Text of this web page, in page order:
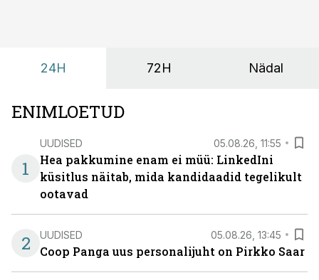
24H 72H Nädal
ENIMLOETUD
1
UUDISED 05.08.26, 11:55
Hea pakkumine enam ei müü: LinkedIni
küsitlus näitab, mida kandidaadid tegelikult
ootavad
2 UUDISED 05.08.26, 13:45
Coop Panga uus personalijuht on Pirkko Saar